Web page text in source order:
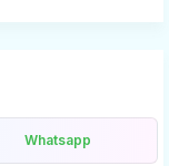
Whatsapp